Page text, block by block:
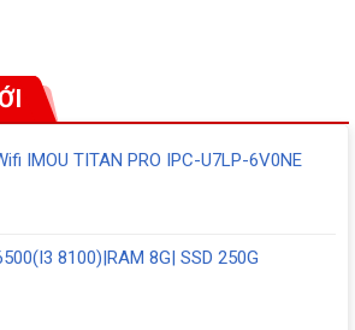
IMOU TITAN PRO IPC-U7LP-6V0NE
8100)|RAM 8G| SSD 250G